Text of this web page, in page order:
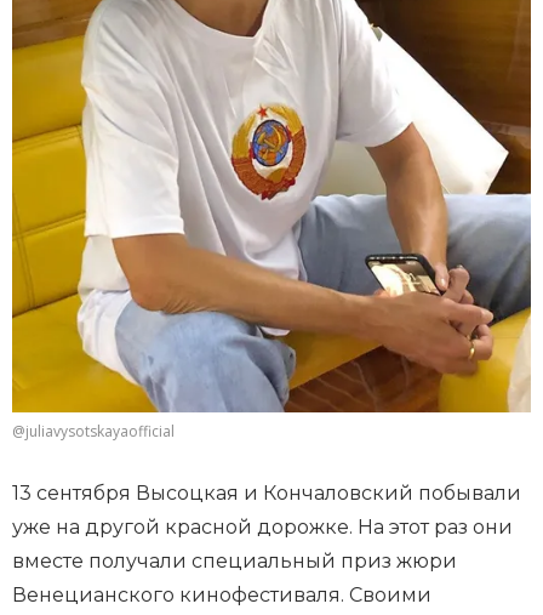
@juliavysotskayaofficial
13 сентября Высоцкая и Кончаловский побывали
уже на другой красной дорожке. На этот раз они
вместе получали специальный приз жюри
Венецианского кинофестиваля. Своими